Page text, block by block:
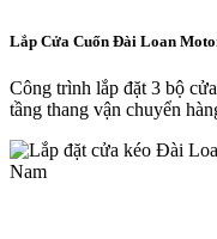
Lắp Cửa Cuốn Đài Loan
Công trình lắp đặt 3 bộ
tầng thang vận chuyển